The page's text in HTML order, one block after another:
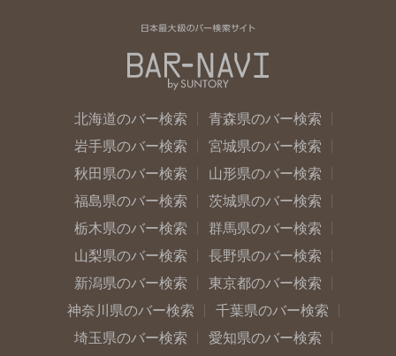
北海道のバー検索
青森県のバー検索
岩手県のバー検索
宮城県のバー検索
秋田県のバー検索
山形県のバー検索
福島県のバー検索
茨城県のバー検索
栃木県のバー検索
群馬県のバー検索
山梨県のバー検索
長野県のバー検索
新潟県のバー検索
東京都のバー検索
神奈川県のバー検索
千葉県のバー検索
埼玉県のバー検索
愛知県のバー検索